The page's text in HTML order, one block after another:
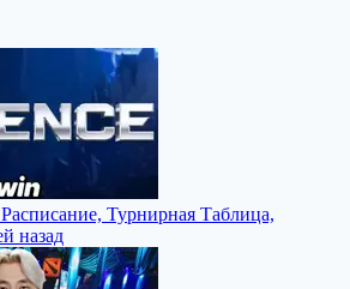
Турнирная Таблица,
назад